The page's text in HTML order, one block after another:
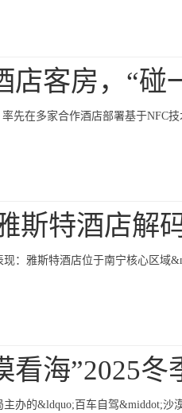
店客房，“碰
先在多家合作酒店部署基于NFC
斯特酒店解
：雅斯特酒店位于南宁核心区域
看海”2025冬
办的&ldquo;百车自驾&middot;